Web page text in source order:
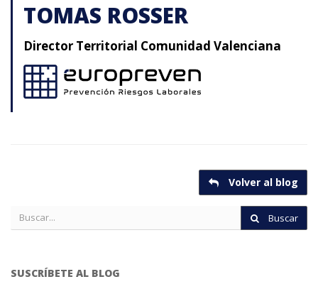
TOMAS ROSSER
Director Territorial Comunidad Valenciana
Volver al blog
Buscar
SUSCRÍBETE AL BLOG